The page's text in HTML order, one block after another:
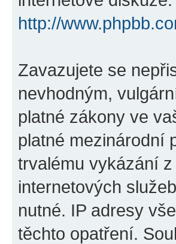
http://
Zavazujete se
nevhodným,
platné zákony ve
platné mezinárodní
trvalému vykázání
internetových
nutné. IP adresy
těchto opatření.